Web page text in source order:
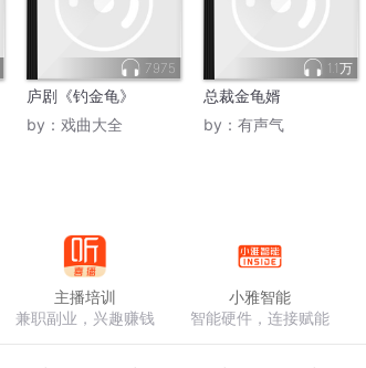
7975
庐剧《钓金龟》
by： 戏曲大全
1.1万
总裁金龟婿
by： 有声气
主播培训
兼职副业，兴趣赚钱
小雅智能
智能硬件，连接赋能